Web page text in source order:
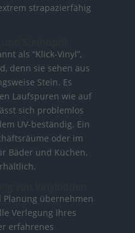
strapazierfähig
als “Klick-Vinyl”,
denn sie sehen aus
Stein. Es
Laufspuren wie auf
sich problemlos
UV-beständig. Ein
oder im
Bäder und Küchen.
übernehmen
Verlegung Ihres
erfahrenes